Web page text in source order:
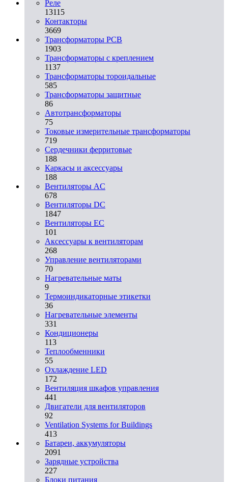
Реле
13115
Контакторы
3669
Трансформаторы PCB
1903
Трансформаторы с креплением
1137
Трансформаторы тороидальные
585
Трансформаторы защитные
86
Автотрансформаторы
75
Токовые измерительные трансформаторы
719
Сердечники ферритовые
188
Каркасы и аксессуары
188
Вентиляторы AC
678
Вентиляторы DC
1847
Вентиляторы EC
101
Аксессуары к вентиляторам
268
Управление вентиляторами
70
Нагревательные маты
9
Термоиндикаторные этикетки
36
Нагревательные элементы
331
Кондиционеры
113
Теплообменники
55
Охлаждение LED
172
Вентиляция шкафов управления
441
Двигатели для вентиляторов
92
Ventilation Systems for Buildings
413
Батареи, аккумуляторы
2091
Зарядные устройства
227
Блоки питания